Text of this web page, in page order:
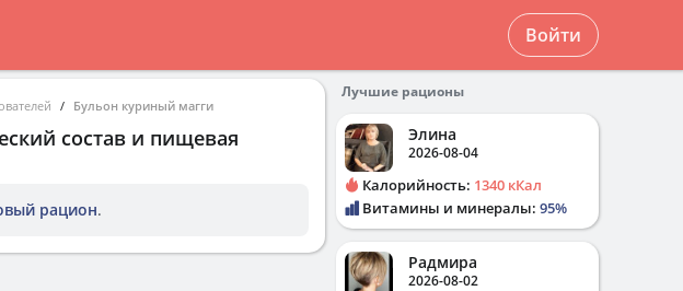
Войти
Бульон куриный магги
состав и пищевая
рацион.
Лучшие рационы
Элина
2026-08-04
Калорийность: 1340 кКал
Витамины и минералы: 95%
Радмира
2026-08-02